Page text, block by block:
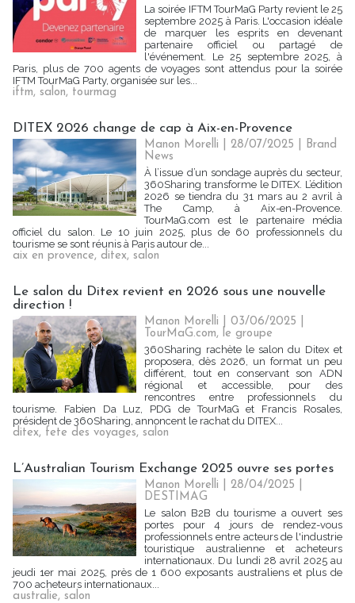
La soirée IFTM TourMaG Party revient le 25
septembre 2025 à Paris. L'occasion idéale
de marquer les esprits en devenant
partenaire officiel ou partagé de
l'événement. Le 25 septembre 2025, à
Paris, plus de 700 agents de voyages sont attendus pour la soirée
IFTM TourMaG Party, organisée sur les...
iftm, salon, tourmag
DITEX 2026 change de cap à Aix-en-Provence
Manon Morelli | 28/07/2025
Brand
News
À l’issue d’un sondage auprès du secteur,
360Sharing transforme le DITEX. L’édition
2026 se tiendra du 31 mars au 2 avril à
The Camp, à Aix-en-Provence.
TourMaG.com est le partenaire média
officiel du salon. Le 10 juin 2025, plus de 60 professionnels du
tourisme se sont réunis à Paris autour de...
aix en provence, ditex, salon
Le salon du Ditex revient en 2026 sous une nouvelle
direction !
Manon Morelli | 03/06/2025
TourMaG.com, le groupe
360Sharing rachète le salon du Ditex et
proposera, dès 2026, un format un peu
différent, tout en conservant son ADN
régional et accessible, pour des
rencontres entre professionnels du
tourisme. Fabien Da Luz, PDG de TourMaG et Francis Rosales,
président de 360Sharing, annoncent le rachat du DITEX...
ditex, fete des voyages, salon
L’Australian Tourism Exchange 2025 ouvre ses portes
Manon Morelli | 28/04/2025
DESTIMAG
Le salon B2B du tourisme a ouvert ses
portes pour 4 jours de rendez-vous
professionnels entre acteurs de l'industrie
touristique australienne et acheteurs
internationaux. Du lundi 28 avril 2025 au
jeudi 1er mai 2025, près de 1 600 exposants australiens et plus de
700 acheteurs internationaux...
australie, salon